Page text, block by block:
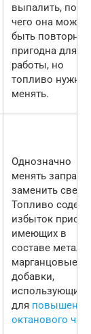
выпалить,
чего она может
быть повторно
пригодна для
работы, но
топливо нужно
менять.
Однозначно
менять
заменить свечи.
Топливо
избыток
имеющих в
составе металл
марганцовые
добавки,
для повышения
октанового